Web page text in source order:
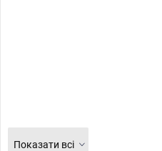
Показати всі